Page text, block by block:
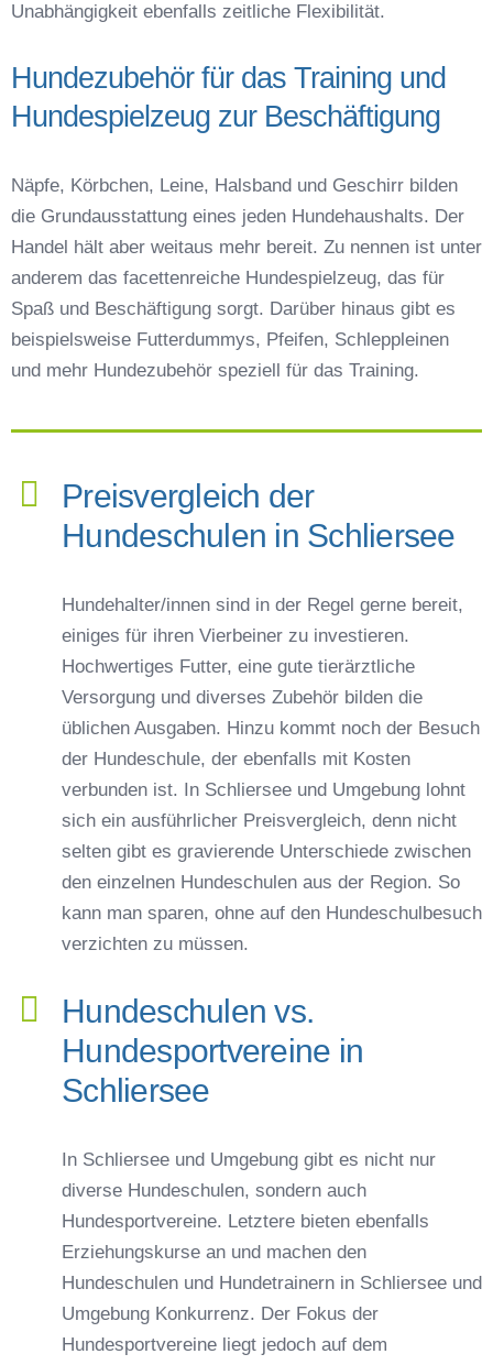
Unabhängigkeit ebenfalls zeitliche Flexibilität.
Hundezubehör für das Training und
Hundespielzeug zur Beschäftigung
Näpfe, Körbchen, Leine, Halsband und Geschirr bilden
die Grundausstattung eines jeden Hundehaushalts. Der
Handel hält aber weitaus mehr bereit. Zu nennen ist unter
anderem das facettenreiche Hundespielzeug, das für
Spaß und Beschäftigung sorgt. Darüber hinaus gibt es
beispielsweise Futterdummys, Pfeifen, Schleppleinen
und mehr Hundezubehör speziell für das Training.
Preisvergleich der
Hundeschulen in Schliersee
Hundehalter/innen sind in der Regel gerne bereit,
einiges für ihren Vierbeiner zu investieren.
Hochwertiges Futter, eine gute tierärztliche
Versorgung und diverses Zubehör bilden die
üblichen Ausgaben. Hinzu kommt noch der Besuch
der Hundeschule, der ebenfalls mit Kosten
verbunden ist. In Schliersee und Umgebung lohnt
sich ein ausführlicher Preisvergleich, denn nicht
selten gibt es gravierende Unterschiede zwischen
den einzelnen Hundeschulen aus der Region. So
kann man sparen, ohne auf den Hundeschulbesuch
verzichten zu müssen.
Hundeschulen vs.
Hundesportvereine in
Schliersee
In Schliersee und Umgebung gibt es nicht nur
diverse Hundeschulen, sondern auch
Hundesportvereine. Letztere bieten ebenfalls
Erziehungskurse an und machen den
Hundeschulen und Hundetrainern in Schliersee und
Umgebung Konkurrenz. Der Fokus der
Hundesportvereine liegt jedoch auf dem